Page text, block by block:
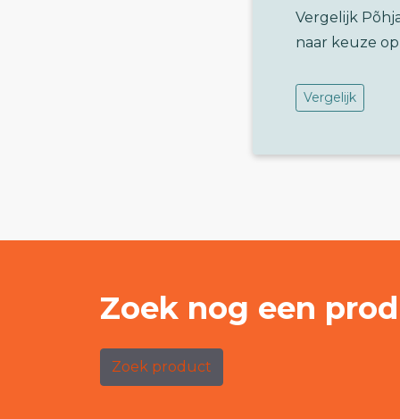
Vergelijk
naar keuze
Vergelijk
Zoek nog een
Zoek product